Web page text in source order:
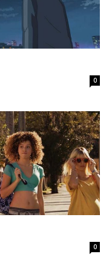
0
0